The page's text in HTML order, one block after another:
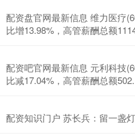
配资盘官网最新信息 维力医疗
比增13.98%，高管薪酬总额
配资吧官网最新信息 元利科技
比减17.04%，高管薪酬总额
配资知识门户 苏长兵：留一盏